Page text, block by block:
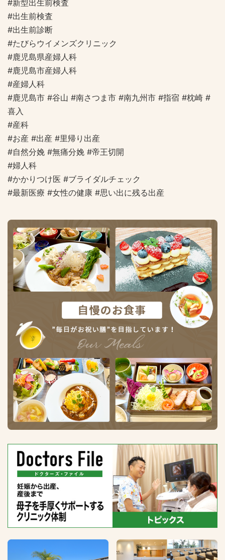
#新型出生前検査
#出生前検査
#出生前診断
#たびらウイメンズクリニック
#鹿児島県産婦人科
#鹿児島市産婦人科
#産婦人科
#鹿児島市 #谷山 #南さつま市 #南九州市 #指宿 #枕崎 #
喜入
#産科
#お産 #出産 #里帰り出産
#自然分娩 #無痛分娩 #帝王切開
#婦人科
#かかりつけ医 #ブライダルチェック
#最新医療 #女性の健康 #思い出に残る出産